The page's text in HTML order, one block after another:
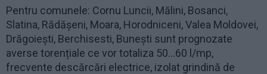
Pentru comunele: Cornu Luncii, Mălini, Bosanci,
Slatina, Rădășeni, Moara, Horodniceni, Valea Moldovei,
Drăgoiești, Berchisesti, Bunești sunt prognozate
averse torențiale ce vor totaliza 50…60 l/mp,
frecvente descărcări electrice, izolat grindină de